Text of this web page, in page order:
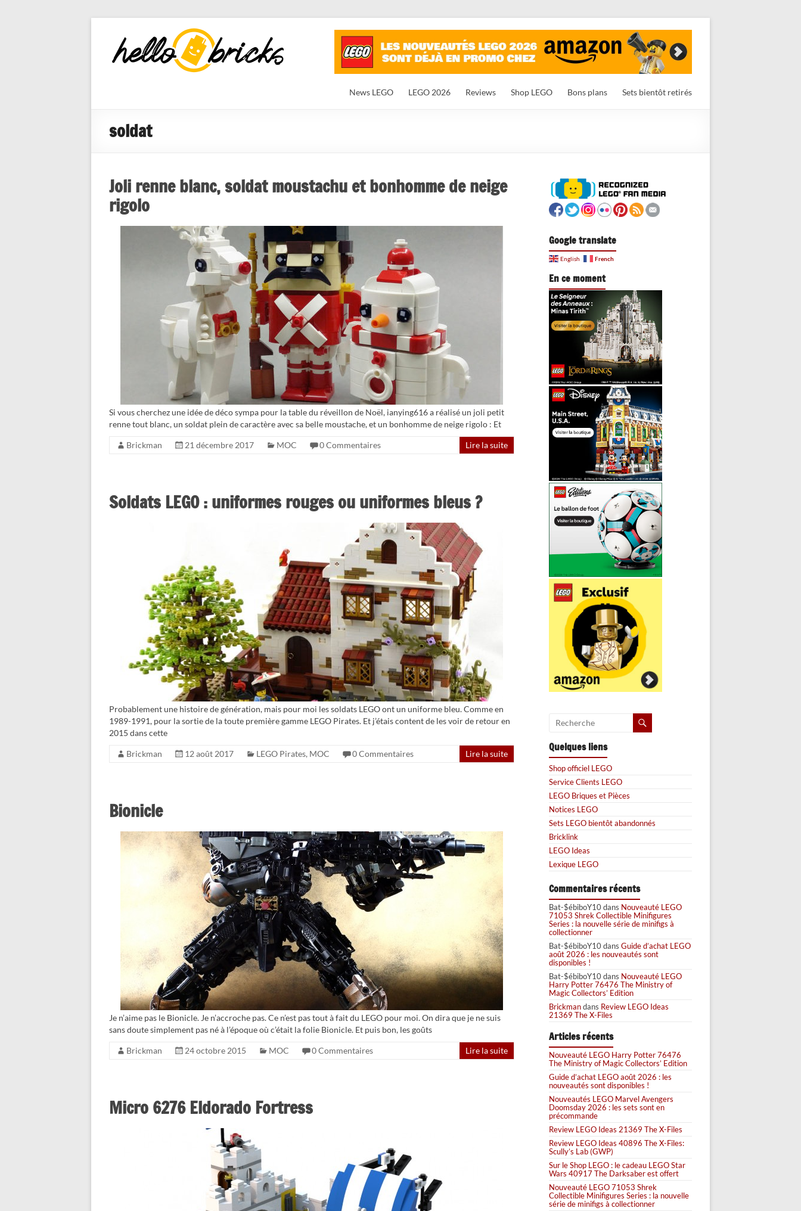
HelloBricks
Blog LEGO,
nouveaut�s
News LEGO LEGO 2026 Reviews Shop LEGO Bons plans Sets bientôt retirés
soldat
Joli renne blanc, soldat moustachu et bonhomme de neige
rigolo
Si vous cherchez une idée de déco sympa pour la table du réveillon de Noël, ianying616 a réalisé un joli petit
renne tout blanc, un soldat plein de caractère avec sa belle moustache, et un bonhomme de neige rigolo : Et
Brickman 21 décembre 2017 MOC 0 Commentaires Lire la suite
Soldats LEGO : uniformes rouges ou uniformes bleus ?
Probablement une histoire de génération, mais pour moi les soldats LEGO ont un uniforme bleu. Comme en
1989-1991, pour la sortie de la toute première gamme LEGO Pirates. Et j’étais content de les voir de retour en
2015 dans cette
Brickman 12 août 2017 LEGO Pirates, MOC 0 Commentaires Lire la suite
Bionicle
Je n’aime pas le Bionicle. Je n’accroche pas. Ce n’est pas tout à fait du LEGO pour moi. On dira que je ne suis
sans doute simplement pas né à l’époque où c’était la folie Bionicle. Et puis bon, les goûts
Brickman 24 octobre 2015 MOC 0 Commentaires Lire la suite
Micro 6276 Eldorado Fortress
Google translate
English French
En ce moment
Quelques liens
Shop officiel LEGO
Service Clients LEGO
LEGO Briques et Pièces
Notices LEGO
Sets LEGO bientôt abandonnés
Bricklink
LEGO Ideas
Lexique LEGO
Commentaires récents
Bat-$ébiboY10dans Nouveauté LEGO
71053 Shrek Collectible Minifigures
Series : la nouvelle série de minifigs à
collectionner
Bat-$ébiboY10dans Guide d’achat LEGO
août 2026 : les nouveautés sont
disponibles !
Bat-$ébiboY10dans Nouveauté LEGO
Harry Potter 76476 The Ministry of
Magic Collectors’ Edition
Brickmandans Review LEGO Ideas
21369 The X-Files
Articles récents
Nouveauté LEGO Harry Potter 76476
The Ministry of Magic Collectors’ Edition
Guide d’achat LEGO août 2026 : les
nouveautés sont disponibles !
Nouveautés LEGO Marvel Avengers
Doomsday 2026 : les sets sont en
précommande
Review LEGO Ideas 21369 The X-Files
Review LEGO Ideas 40896 The X-Files:
Scully’s Lab (GWP)
Sur le Shop LEGO : le cadeau LEGO Star
Wars 40917 The Darksaber est offert
Nouveauté LEGO 71053 Shrek
Collectible Minifigures Series : la nouvelle
série de minifigs à collectionner